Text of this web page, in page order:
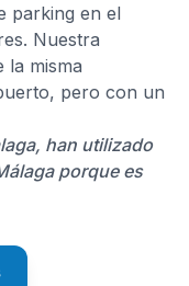
parking en el
Nuestra
la misma
pero con un
han utilizado
porque es